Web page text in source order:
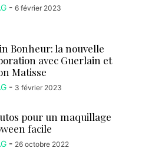
- 6 février 2023
Bonheur: la nouvelle
avec Guerlain et
Matisse
- 3 février 2023
pour un maquillage
facile
- 26 octobre 2022